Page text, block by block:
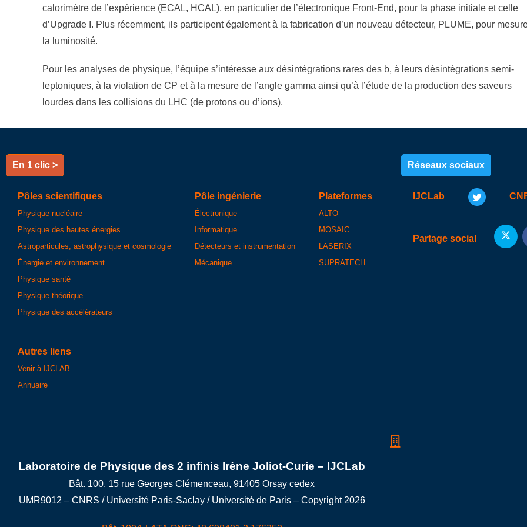
calorimétre de l’expérience (ECAL, HCAL), en particulier de l’électronique Front-End, pour la phase initiale et celle
d’Upgrade I. Plus récemment, ils participent également à la fabrication d’un nouveau détecteur, PLUME, pour
la luminosité.
Pour les analyses de physique, l’équipe s’intéresse aux désintégrations rares des b, à leurs désintégrations semi-
leptoniques, à la violation de CP et à la mesure de l’angle gamma ainsi qu’à l’étude de la production des saveurs
lourdes dans les collisions du LHC (de protons ou d’ions).
En 1 clic >
Pôles scientifiques
Physique nucléaire
Physique des hautes énergies
Astroparticules, astrophysique et cosmologie
Énergie et environnement
Physique santé
Physique théorique
Physique des accélérateurs
Pôle ingénierie
Électronique
Informatique
Détecteurs et instrumentation
Mécanique
Plateformes
ALTO
MOSAIC
LASERIX
SUPRATECH
Autres liens
Venir à IJCLAB
Annuaire
Réseaux sociaux
IJCLab
Partage social
Laboratoire de Physique des 2 infinis Irène Joliot-Curie – IJCLab
Bât. 100, 15 rue Georges Clémenceau, 91405 Orsay cedex
UMR9012 – CNRS / Université Paris-Saclay / Université de Paris – Copyright 2026